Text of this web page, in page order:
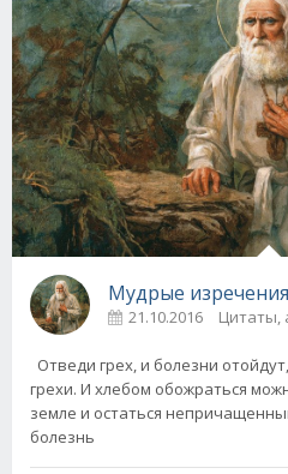
Мудрые
21.10.2016 Цитаты,
Отведи грех, и болезни
грехи. И хлебом обожраться
земле и остаться
болезнь